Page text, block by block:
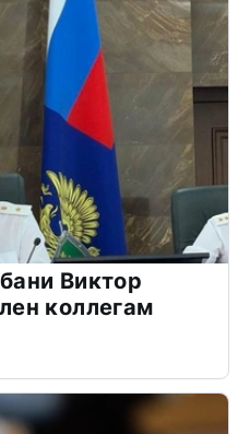
Виктор
коллегам